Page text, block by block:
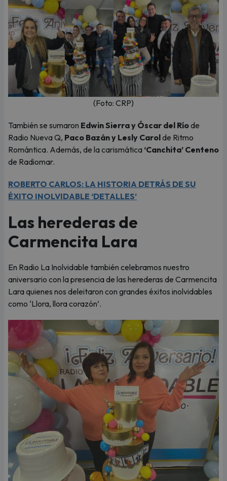
(Foto: CRP)
También se sumaron Edwin Sierra y Óscar del Ríode
Radio Nueva Q, Paco Bazán y Lesly Carolde Ritmo
Romántica. Además, de la carismática ‘Canchita’ Centeno
de Radiomar.
ROBERTO CARLOS: LA HISTORIA DETRÁS DE SU
ÉXITO INOLVIDABLE ‘DETALLES’
Las herederas de
Carmencita Lara
En Radio La Inolvidable también celebramos nuestro
aniversario con la presencia de las herederas de Carmencita
Lara quienes nos deleitaron con grandes éxitos inolvidables
como ‘Llora, llora corazón’.